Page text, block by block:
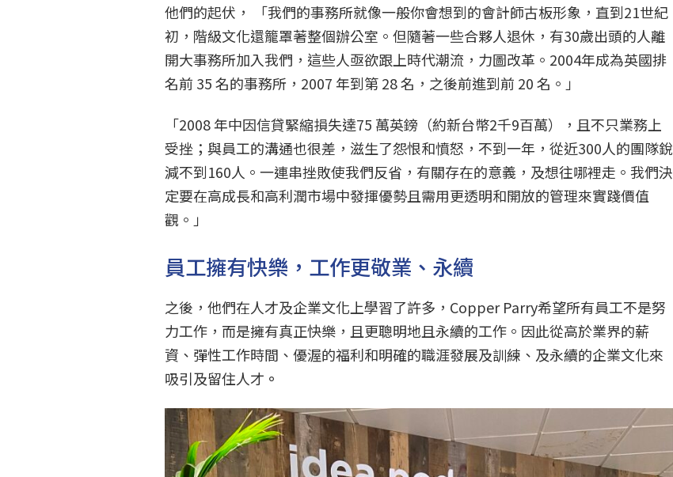
他們的起伏， 「我們的事務所就像一般你會想到的會計師古板形象，直到21世紀
初，階級文化還籠罩著整個辦公室。但隨著一些合夥人退休，有30歲出頭的人離
開大事務所加入我們，這些人亟欲跟上時代潮流，力圖改革。2004年成為英國排
名前 35 名的事務所，2007 年到第 28 名，之後前進到前 20 名。」
「2008 年中因信貸緊縮損失達75 萬英鎊（約新台幣2千9百萬），且不只業務上
受挫；與員工的溝通也很差，滋生了怨恨和憤怒，不到一年，從近300人的團隊銳
減不到160人。一連串挫敗使我們反省，有關存在的意義，及想往哪裡走。我們決
定要在高成長和高利潤市場中發揮優勢且需用更透明和開放的管理來實踐價值
觀。」
員工擁有快樂，工作更敬業、永續
之後，他們在人才及企業文化上學習了許多，Copper Parry希望所有員工不是努
力工作，而是擁有真正快樂，且更聰明地且永續的工作。因此從高於業界的薪
資、彈性工作時間、優渥的福利和明確的職涯發展及訓練、及永續的企業文化來
吸引及留住人才 。